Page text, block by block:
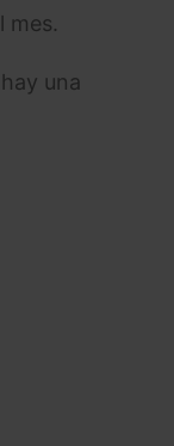
mes.
una